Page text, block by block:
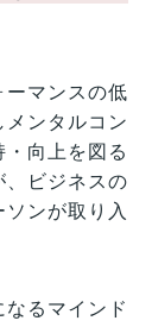
ーマンスの低
ンタルコン
・向上を図る
、ビジネスの
ンが取り入
るマインド